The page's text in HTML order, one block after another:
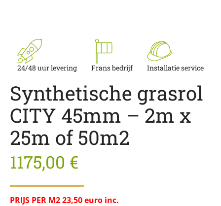
24/48 uur levering Frans bedrijf Installatie service
Synthetische grasrol
CITY 45mm – 2m x
25m of 50m2
1175,00 €
PRIJS PER M2 23,50 euro inc.